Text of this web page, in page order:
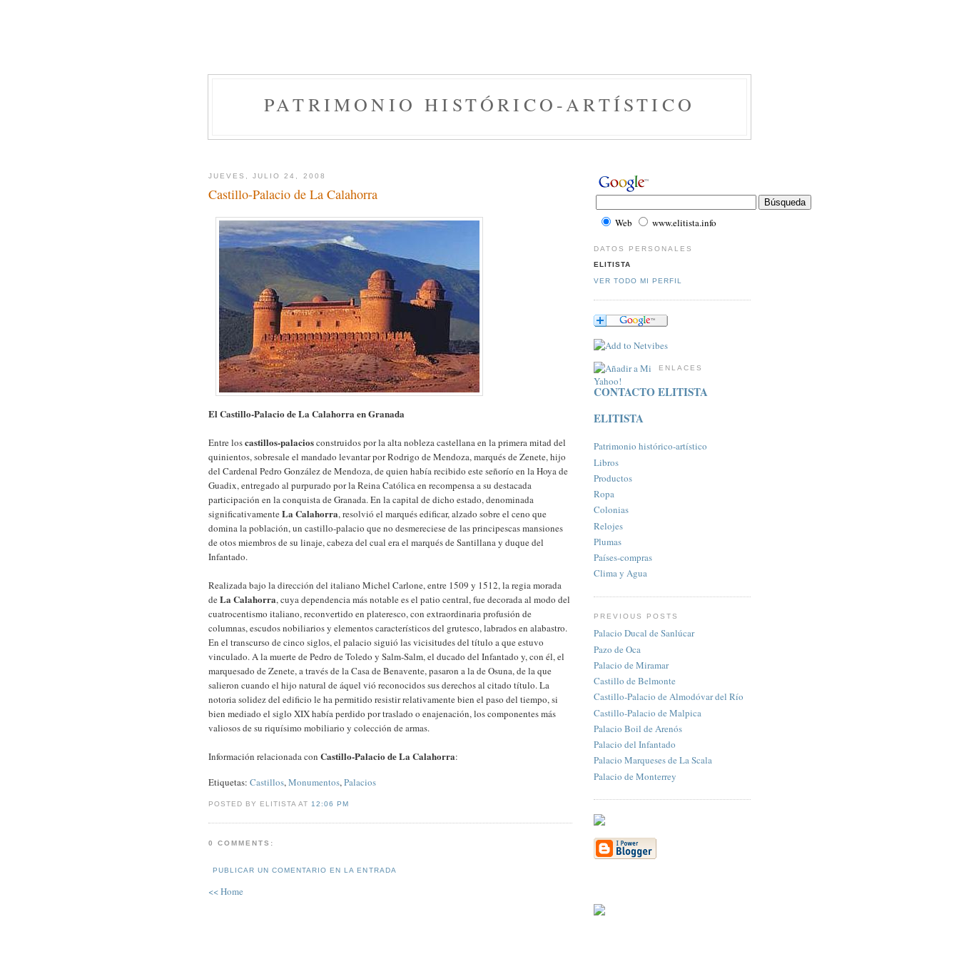
PATRIMONIO HISTÓRICO-ARTÍSTICO
JUEVES, JULIO 24, 2008
Castillo-Palacio de La Calahorra
El Castillo-Palacio de La Calahorra en Granada
Entre loscastillos-palaciosconstruidos por la alta nobleza castellana en la primera mitad del
quinientos, sobresale el mandado levantar por Rodrigo de Mendoza, marqués de Zenete, hijo
del Cardenal Pedro González de Mendoza, de quien había recibido este señorío en la Hoya de
Guadix, entregado al purpurado por la Reina Católica en recompensa a su destacada
participación en la conquista de Granada. En la capital de dicho estado, denominada
significativamenteLa Calahorra, resolvió el marqués edificar, alzado sobre el ceno que
domina la población, un castillo-palacio que no desmereciese de las principescas mansiones
de otos miembros de su linaje, cabeza del cual era el marqués de Santillana y duque del
Infantado.
Realizada bajo la dirección del italiano Michel Carlone, entre 1509 y 1512, la regia morada
deLa Calahorra, cuya dependencia más notable es el patio central, fue decorada al modo del
cuatrocentismo italiano, reconvertido en plateresco, con extraordinaria profusión de
columnas, escudos nobiliarios y elementos característicos del grutesco, labrados en alabastro.
En el transcurso de cinco siglos, el palacio siguió las vicisitudes del título a que estuvo
vinculado. A la muerte de Pedro de Toledo y Salm-Salm, el ducado del Infantado y, con él, el
marquesado de Zenete, a través de la Casa de Benavente, pasaron a la de Osuna, de la que
salieron cuando el hijo natural de áquel vió reconocidos sus derechos al citado título. La
notoria solidez del edificio le ha permitido resistir relativamente bien el paso del tiempo, si
bien mediado el siglo XIX había perdido por traslado o enajenación, los componentes más
valiosos de su riquísimo mobiliario y colección de armas.
Información relacionada con Castillo-Palacio de La Calahorra:
Etiquetas: Castillos,Monumentos,Palacios
POSTED BY ELITISTA AT 12:06 PM
0 COMMENTS:
PUBLICAR UN COMENTARIO EN LA ENTRADA
<< Home
Web www.elitista.info
DATOS PERSONALES
ELITISTA
VER TODO MI PERFIL
ENLACES
CONTACTO ELITISTA
ELITISTA
Patrimonio histórico-artí­stico
Libros
Productos
Ropa
Colonias
Relojes
Plumas
Paí­ses-compras
Clima y Agua
PREVIOUS POSTS
Palacio Ducal de Sanlúcar
Pazo de Oca
Palacio de Miramar
Castillo de Belmonte
Castillo-Palacio de Almodóvar del Río
Castillo-Palacio de Malpica
Palacio Boil de Arenós
Palacio del Infantado
Palacio Marqueses de La Scala
Palacio de Monterrey